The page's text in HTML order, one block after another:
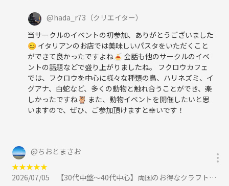
@hada_r73 （クリエイター）
当サークルのイベントの初参加、ありがとうございました
😊 イタリアンのお店では美味しいパスタをいただくこと
ができて良かったですよね🍝 会話も他のサークルのイベ
ントの話題などで盛り上がりましたね。 フクロウカフェ
では、フクロウを中心に様々な種類の鳥、ハリネズミ、イ
グアナ、白蛇など、多くの動物と触れ合うことができ、楽
しかったですね🦉 また、動物イベントを開催したいと思
いますので、ぜひ、ご参加頂けますと幸いです！
@ちおとまさお
★★★★★
2026/07/05
【30代中盤〜40代中心】両国のお得なクラフトビール専門店で食事会&花火資料館見学に参加